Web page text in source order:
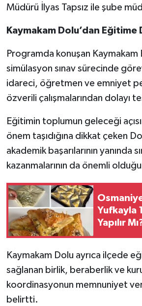
Müdürü İlyas Tapsız ile şube
Kaymakam Dolu’dan Eğitime
Programda konuşan Kaymakam
simülasyon sınav sürecinde
idareci, öğretmen ve emniyet
özverili çalışmalarından dolayı
Eğitimin toplumun geleceği
önem taşıdığına dikkat çeken
akademik başarılarının yanında
kazanmalarının da önemli
Yufkayla
Yapılır
Kaymakam Dolu ayrıca ilçede
sağlanan birlik, beraberlik ve
koordinasyonun memnuniyet
belirtti.